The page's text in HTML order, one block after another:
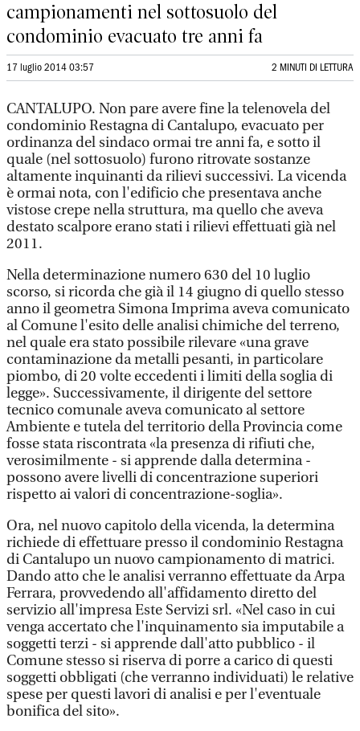
campionamenti nel sottosuolo del
condominio evacuato tre anni fa
17 luglio 2014 03:57 2 MINUTI DI LETTURA
CANTALUPO. Non pare avere fine la telenovela del
condominio Restagna di Cantalupo, evacuato per
ordinanza del sindaco ormai tre anni fa, e sotto il
quale (nel sottosuolo) furono ritrovate sostanze
altamente inquinanti da rilievi successivi. La vicenda
è ormai nota, con l'edificio che presentava anche
vistose crepe nella struttura, ma quello che aveva
destato scalpore erano stati i rilievi effettuati già nel
2011.
Nella determinazione numero 630 del 10 luglio
scorso, si ricorda che già il 14 giugno di quello stesso
anno il geometra Simona Imprima aveva comunicato
al Comune l'esito delle analisi chimiche del terreno,
nel quale era stato possibile rilevare «una grave
contaminazione da metalli pesanti, in particolare
piombo, di 20 volte eccedenti i limiti della soglia di
legge». Successivamente, il dirigente del settore
tecnico comunale aveva comunicato al settore
Ambiente e tutela del territorio della Provincia come
fosse stata riscontrata «la presenza di rifiuti che,
verosimilmente - si apprende dalla determina -
possono avere livelli di concentrazione superiori
rispetto ai valori di concentrazione-soglia».
Ora, nel nuovo capitolo della vicenda, la determina
richiede di effettuare presso il condominio Restagna
di Cantalupo un nuovo campionamento di matrici.
Dando atto che le analisi verranno effettuate da Arpa
Ferrara, provvedendo all'affidamento diretto del
servizio all'impresa Este Servizi srl. «Nel caso in cui
venga accertato che l'inquinamento sia imputabile a
soggetti terzi - si apprende dall'atto pubblico - il
Comune stesso si riserva di porre a carico di questi
soggetti obbligati (che verranno individuati) le relative
spese per questi lavori di analisi e per l'eventuale
bonifica del sito».